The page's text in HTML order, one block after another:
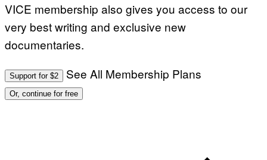
VICE membership also gives you access to our
very best writing and exclusive new
documentaries.
Support for $2 See All Membership Plans
Or, continue for free